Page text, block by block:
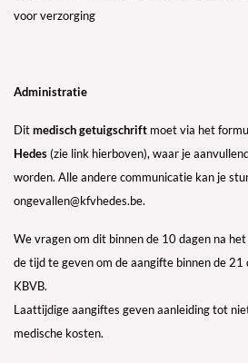
voor verzorging
Administratie
Ditmedisch getuigschrift moet via het
Hedes(zie link hierboven), waar je
worden. Alle andere communicatie kan je
ongevallen@kfvhedes.be.
We vragen om dit binnen de 10 dagen na
de tijd te geven om de aangifte binnen de 21
KBVB.
Laattijdige aangiftes geven aanleiding tot
medische kosten.